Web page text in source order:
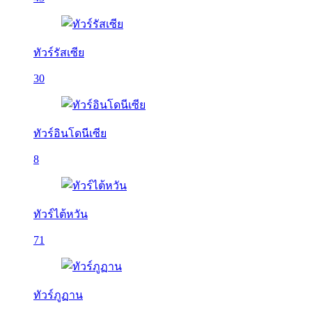
ทัวร์รัสเซีย
30
ทัวร์อินโดนีเซีย
8
ทัวร์ไต้หวัน
71
ทัวร์ภูฏาน